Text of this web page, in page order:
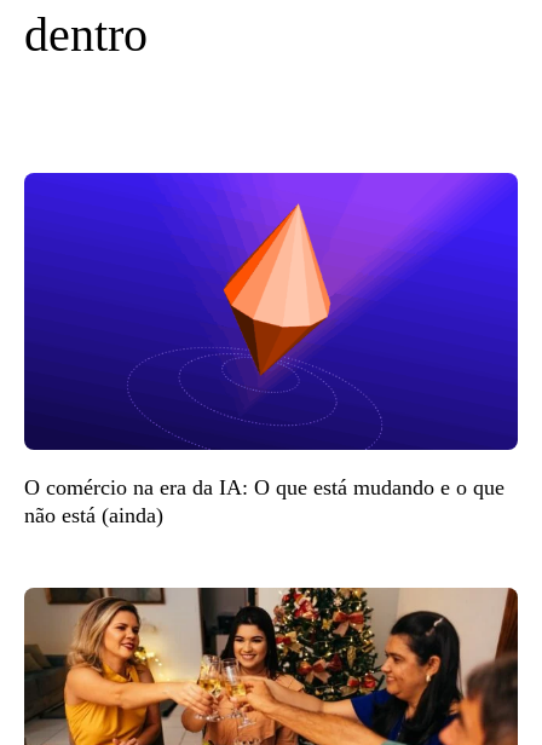
dentro
O comércio na era da IA: O que está mudando e o que
não está (ainda)